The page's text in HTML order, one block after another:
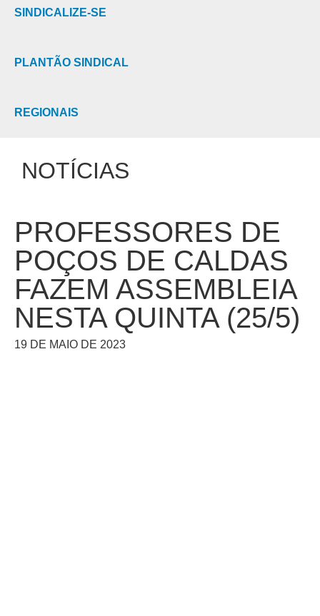
SINDICALIZE-SE
PLANTÃO SINDICAL
REGIONAIS
NOTÍCIAS
PROFESSORES DE
POÇOS DE CALDAS
FAZEM ASSEMBLEIA
NESTA QUINTA (25/5)
19 DE MAIO DE 2023